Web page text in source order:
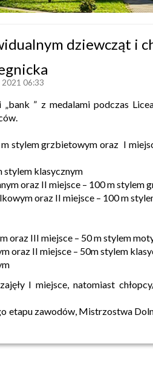
dziewcząt i
06:33
” z medalami podczas
stylem grzbietowym oraz I
stylem klasycznym
oraz II miejsce – 100 m stylem
oraz II miejsce – 100 m
oraz III miejsce – 50 m stylem
oraz II miejsce – 50m stylem
I miejsce, natomiast
etapu zawodów, Mistrzostwa